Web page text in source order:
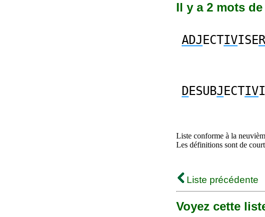
Il y a 2 mots
ADJ ECTIVISER
DESUBJ ECTIV
Liste conforme à la
Les définitions sont de
Liste précédente
Voyez cette